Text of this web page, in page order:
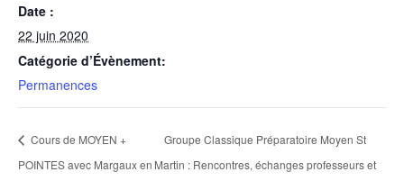
Date :
22 juin 2020
Catégorie d’Évènement:
Permanences
Cours de MOYEN +
POINTES avec Margaux en
Groupe Classique Préparatoire Moyen St
Martin : Rencontres, échanges professeurs et